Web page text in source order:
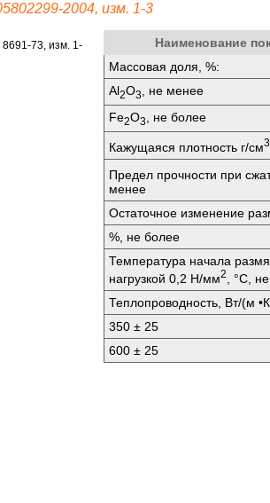
2004, изм. 1-3
73, изм. 1-
Наименование
Массовая доля, %:
Al2O3
, не менее
Fe2O3 , не более
Кажущаяся плотность г/см3
Предел прочности при
менее
Остаточное изменение
%, не более
Температура начала
нагрузкой 0,2 Н/мм2
, °C,
Теплопроводность, Вт/(м
350 ± 25
600 ± 25